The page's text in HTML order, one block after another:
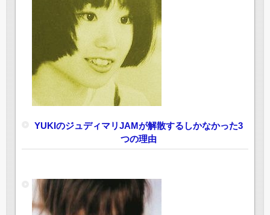
YUKIのジュディマリJAMが解散するしかなかった3
つの理由